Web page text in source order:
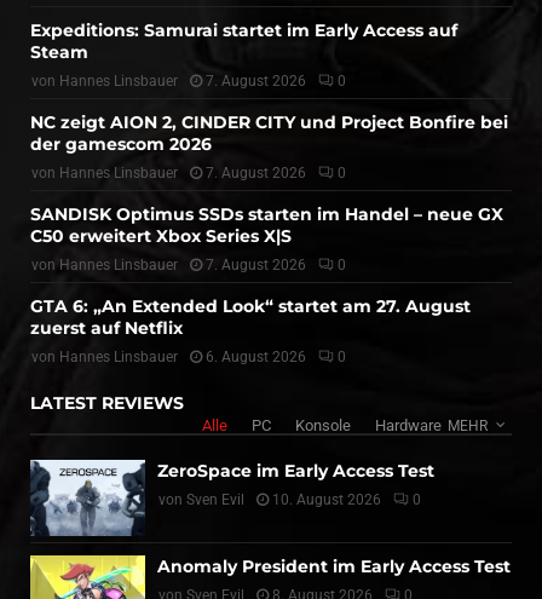
Expeditions: Samurai startet im Early Access auf
Steam
von Hannes Linsbauer 7. August 2026 0
NC zeigt AION 2, CINDER CITY und Project Bonfire bei
der gamescom 2026
von Hannes Linsbauer 7. August 2026 0
SANDISK Optimus SSDs starten im Handel – neue GX
C50 erweitert Xbox Series X|S
von Hannes Linsbauer 7. August 2026 0
GTA 6: „An Extended Look“ startet am 27. August
zuerst auf Netflix
von Hannes Linsbauer 6. August 2026 0
LATEST REVIEWS
Alle PC Konsole Hardware MEHR
ZeroSpace im Early Access Test
von Sven Evil 10. August 2026 0
Anomaly President im Early Access Test